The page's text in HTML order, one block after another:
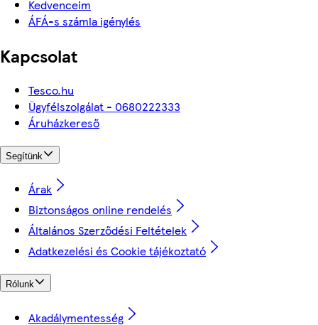
Kedvenceim
ÁFÁ-s számla igénylés
Kapcsolat
Tesco.hu
Ügyfélszolgálat - 0680222333
Áruházkereső
Segítünk
Árak
Biztonságos online rendelés
Általános Szerződési Feltételek
Adatkezelési és Cookie tájékoztató
Rólunk
Akadálymentesség